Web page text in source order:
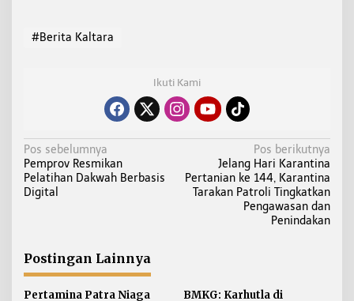
#Berita Kaltara
Ikuti Kami
N
a
v
s
i
Pos sebelumnya
Pemprov Resmikan
Pelatihan Dakwah Berbasis
Digital
Pos berikutnya
Jelang Hari Karantina
Pertanian ke 144, Karantina
Tarakan Patroli Tingkatkan
Pengawasan dan
Penindakan
Postingan Lainnya
Pertamina Patra Niaga BMKG: Karhutla di